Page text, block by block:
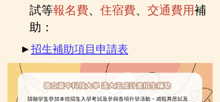
遠大玉成計畫補助對象
相關法規
試等報名費、 住宿費、 交通費用補
助：
►招生補助項目申請表